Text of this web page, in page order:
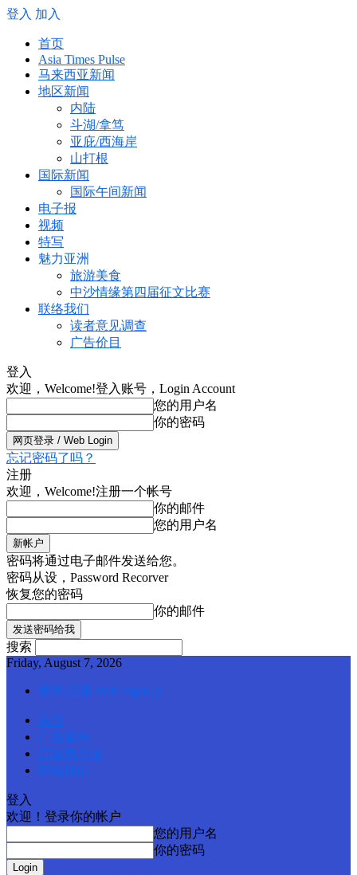
登入 加入
首页
Asia Times Pulse
马来西亚新闻
地区新闻
内陆
斗湖/拿笃
亚庇/西海岸
山打根
国际新闻
国际午间新闻
电子报
视频
特写
魅力亚洲
旅游美食
中沙情缘第四届征文比赛
联络我们
读者意见调查
广告价目
登入
欢迎，Welcome!登入账号，Login Account
您的用户名
你的密码
忘记密码了吗？
注册
欢迎，Welcome!注册一个帐号
你的邮件
您的用户名
密码将通过电子邮件发送给您。
密码从设，Password Recorver
恢复您的密码
你的邮件
搜索
Friday, August 7, 2026
登录/注册 Web SignUp
首页
广告查询
订阅电子报
联络我们
登入
欢迎！登录你的帐户
您的用户名
你的密码